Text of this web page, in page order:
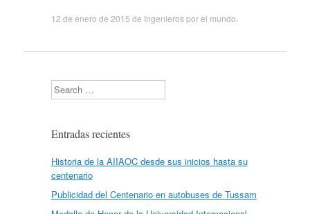
12 de enero de 2015 de Ingenieros por el mundo
Search
Entradas recientes
Historia de la AIIAOC desde sus inicios hasta su
centenario
Publicidad del Centenario en autobuses de Tussam